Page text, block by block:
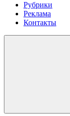
Рубрики
Реклама
Контакты